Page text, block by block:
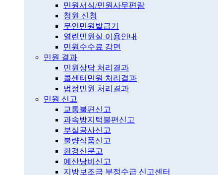
민원서식/민원사무편람
청원 신청
무인민원발급기
열린민원실 이용안내
민원수수료 감면
민원 결과
민원상담 처리결과
콜센터민원 처리결과
법정민원 처리결과
민원 신고
교통불편신고
과속방지턱불편신고
부실공사신고
불량식품신고
환경신문고
예산낭비신고
지방보조금 부정수급 신고센터